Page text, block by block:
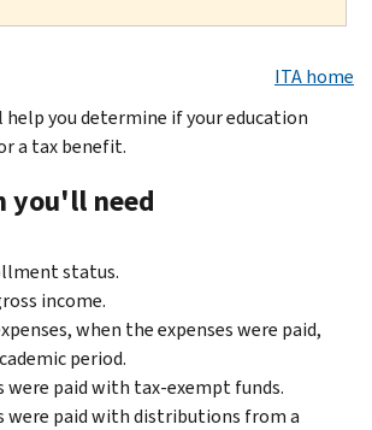
ITA home
you determine if your education
a tax benefit.
you'll need
status.
income.
when the expenses were paid,
period.
were paid with tax-exempt funds.
were paid with distributions from a